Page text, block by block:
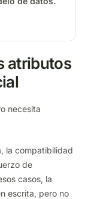
atributos
necesita
la compatibilidad
de
casos, la
escrita, pero no